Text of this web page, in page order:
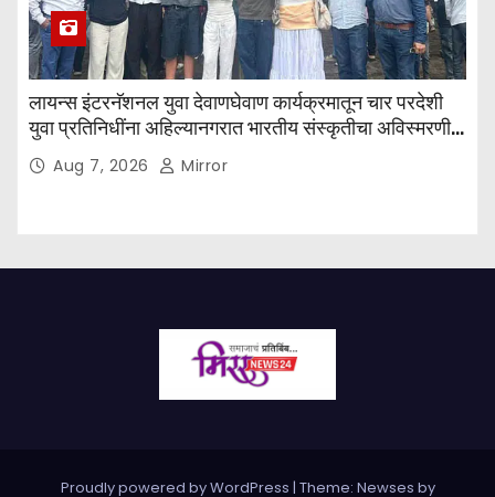
लायन्स इंटरनॅशनल युवा देवाणघेवाण कार्यक्रमातून चार परदेशी
युवा प्रतिनिधींना अहिल्यानगरात भारतीय संस्कृतीचा अविस्मरणीय
अनुभवAug 7, 2026 Mirror
Proudly powered by WordPress | Theme: Newses by